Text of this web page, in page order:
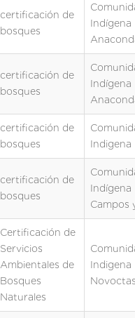
certificación de
bosques
Indígena
certificación de
bosques
Indígena
certificación de
bosques
Indigena
certificación de
bosques
Indígena
Campos
Certificación de
Servicios
Ambientales de
Bosques
Naturales
Indigena